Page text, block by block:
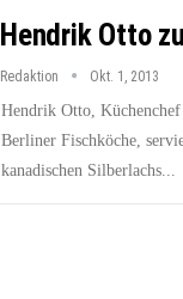
Hendrik Otto
Redaktion Okt. 1, 2013
Hendrik Otto,
Berliner Fischköche,
kanadischen Silberlachs...